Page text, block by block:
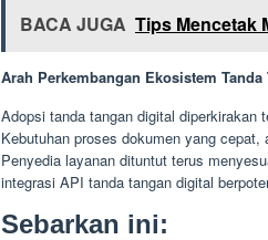
BACA JUGA Tips Mencetak
Arah Perkembangan Ekosistem
Adopsi tanda tangan digital diperkirakan
Kebutuhan proses dokumen yang
Penyedia layanan dituntut terus
integrasi API tanda tangan digital
Sebarkan ini: